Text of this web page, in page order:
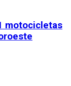
motocicletas